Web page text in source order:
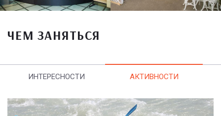
ЧЕМ ЗАНЯТЬСЯ
ИНТЕРЕСНОСТИ АКТИВНОСТИ